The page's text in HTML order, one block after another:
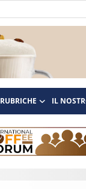
RUBRICHE IL